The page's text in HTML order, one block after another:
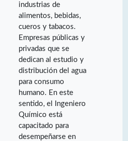
industrias de
alimentos, bebidas,
cueros y tabacos.
Empresas públicas y
privadas que se
dedican al estudio y
distribución del agua
para consumo
humano. En este
sentido, el Ingeniero
Químico está
capacitado para
desempeñarse en